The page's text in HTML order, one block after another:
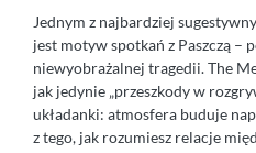
Jednym z najbardziej
jest motyw spotkań z Paszczą –
niewyobrażalnej tragedii. The
jak jedynie „przeszkody w
układanki: atmosfera buduje
z tego, jak rozumiesz relacje